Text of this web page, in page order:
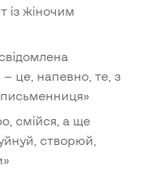
із жіночим
— це, напевно, те, з
письменниця»
смійся, а ще
створюй,